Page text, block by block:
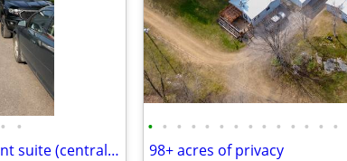
• •
Bright two bedroom basement suite (centrally located)
• • • • • • • • • • • • • •
98+ acres of privacy